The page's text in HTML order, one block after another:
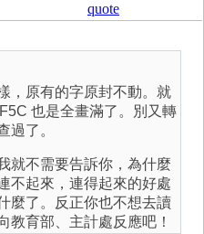
quote
，原有的字原封不動。就
也是全畫滿了。別又轉
過了。
就不需要告訴你，為什麼
不起來，連得起來的好處
麼了。反正你也不想去讀
教育部、主計處反應吧！